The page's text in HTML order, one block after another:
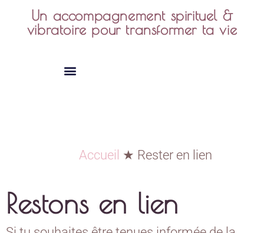
Un accompagnement spirituel &
vibratoire pour transformer ta vie
Accueil ★ Rester en lien
Restons en lien